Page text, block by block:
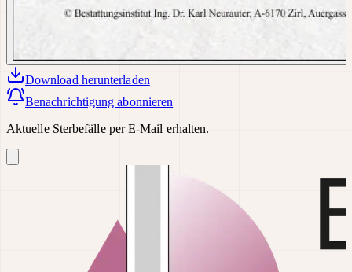
Download herunterladen
Benachrichtigung abonnieren
Aktuelle Sterbefälle per E-Mail erhalten.